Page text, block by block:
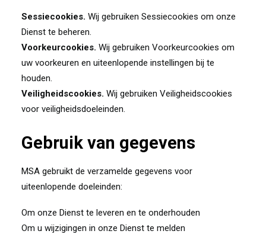
Sessiecookies. Wij gebruiken Sessiecookies om onze
Dienst te beheren.
Voorkeurcookies. Wij gebruiken Voorkeurcookies om
uw voorkeuren en uiteenlopende instellingen bij te
houden.
Veiligheidscookies. Wij gebruiken Veiligheidscookies
voor veiligheidsdoeleinden.
Gebruik van gegevens
MSA gebruikt de verzamelde gegevens voor
uiteenlopende doeleinden:
Om onze Dienst te leveren en te onderhouden
Om u wijzigingen in onze Dienst te melden